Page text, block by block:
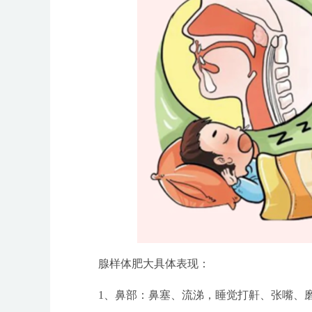
腺样体肥大具体表现：
1、鼻部：鼻塞、流涕，睡觉打鼾、张嘴、